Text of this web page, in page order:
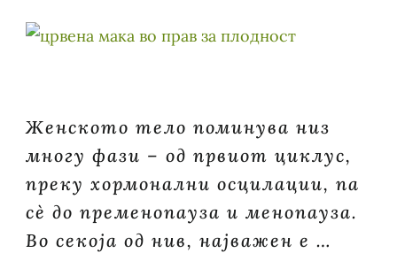
Женското тело поминува низ
многу фази – од првиот циклус,
преку хормонални осцилации, па
сè до пременопауза и менопауза.
Во секоја од нив, најважен е …